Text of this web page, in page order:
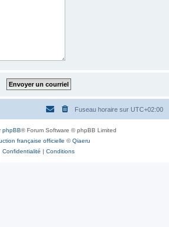
Fuseau horaire sur UTC+02:00
phpBB® Forum Software © phpBB Limited
française officielle ©Qiaeru
Confidentialité | Conditions